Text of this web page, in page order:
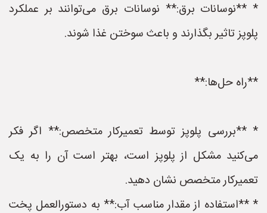
* **نوسانات برق:** نوسانات برق می‌توانند بر عملکرد
پلوپز تاثیر بگذارند و باعث سوختن غذا شوند.
**راه حل‌ها:**
* **بررسی پلوپز توسط تعمیرکار متخصص:** اگر فکر
می‌کنید مشکل از پلوپز است، بهتر است آن را به یک
تعمیرکار متخصص نشان دهید.
* **استفاده از مقدار مناسب آب:** به دستورالعمل پخت